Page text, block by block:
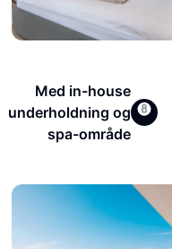
Med in-house
underholdning og
spa-område